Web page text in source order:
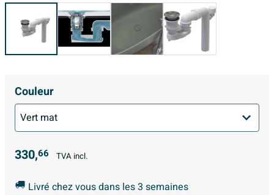
Couleur
330,66 TVA incl.
Livré chez vous dans les 3 semaines